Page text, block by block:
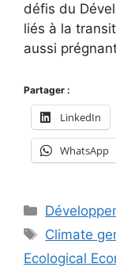
défis du
liés à la
aussi
Partager :
LinkedIn
WhatsApp
Catégories
Étiquettes
Climate
Ecological